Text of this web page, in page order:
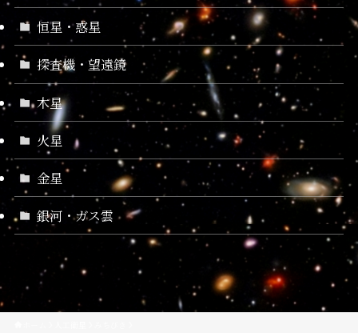
恒星・惑星
探査機・望遠鏡
木星
火星
金星
銀河・ガス雲